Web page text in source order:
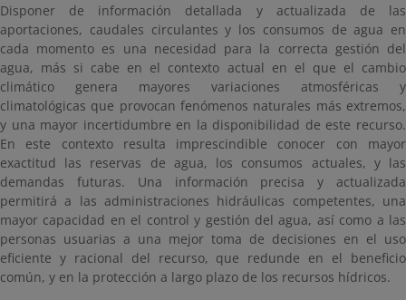
Disponer de información detallada y actualizada de las
aportaciones, caudales circulantes y los consumos de agua en
cada momento es una necesidad para la correcta gestión del
agua, más si cabe en el contexto actual en el que el cambio
climático genera mayores variaciones atmosféricas y
climatológicas que provocan fenómenos naturales más extremos,
y una mayor incertidumbre en la disponibilidad de este recurso.
En este contexto resulta imprescindible conocer con mayor
exactitud las reservas de agua, los consumos actuales, y las
demandas futuras. Una información precisa y actualizada
permitirá a las administraciones hidráulicas competentes, una
mayor capacidad en el control y gestión del agua, así como a las
personas usuarias a una mejor toma de decisiones en el uso
eficiente y racional del recurso, que redunde en el beneficio
común, y en la protección a largo plazo de los recursos hídricos.